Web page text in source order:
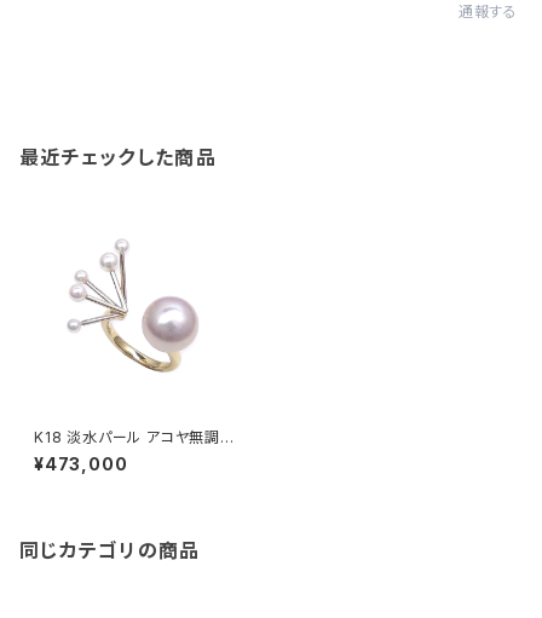
通報する
最近チェックした商品
K18 淡水パール アコヤ無調色
ベビーパール リング
¥473,000
同じカテゴリの商品